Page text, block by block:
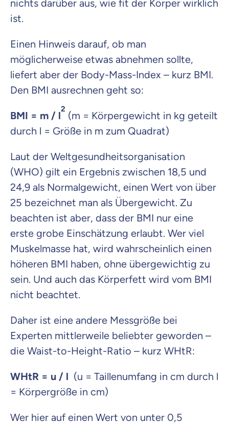
nichts darüber aus, wie fit der Körper wirklich
ist.
Einen Hinweis darauf, ob man
möglicherweise etwas abnehmen sollte,
liefert aber der Body-Mass-Index – kurz BMI.
Den BMI ausrechnen geht so:
BMI = m / l
2
(m = Körpergewicht in kg geteilt
durch l = Größe in m zum Quadrat)
Laut der Weltgesundheitsorganisation
(WHO) gilt ein Ergebnis zwischen 18,5 und
24,9 als Normalgewicht, einen Wert von über
25 bezeichnet man als Übergewicht. Zu
beachten ist aber, dass der BMI nur eine
erste grobe Einschätzung erlaubt. Wer viel
Muskelmasse hat, wird wahrscheinlich einen
höheren BMI haben, ohne übergewichtig zu
sein. Und auch das Körperfett wird vom BMI
nicht beachtet.
Daher ist eine andere Messgröße bei
Experten mittlerweile beliebter geworden –
die Waist-to-Height-Ratio – kurz WHtR:
WHtR = u / l (u = Taillenumfang in cm durch l
= Körpergröße in cm)
Wer hier auf einen Wert von unter 0,5